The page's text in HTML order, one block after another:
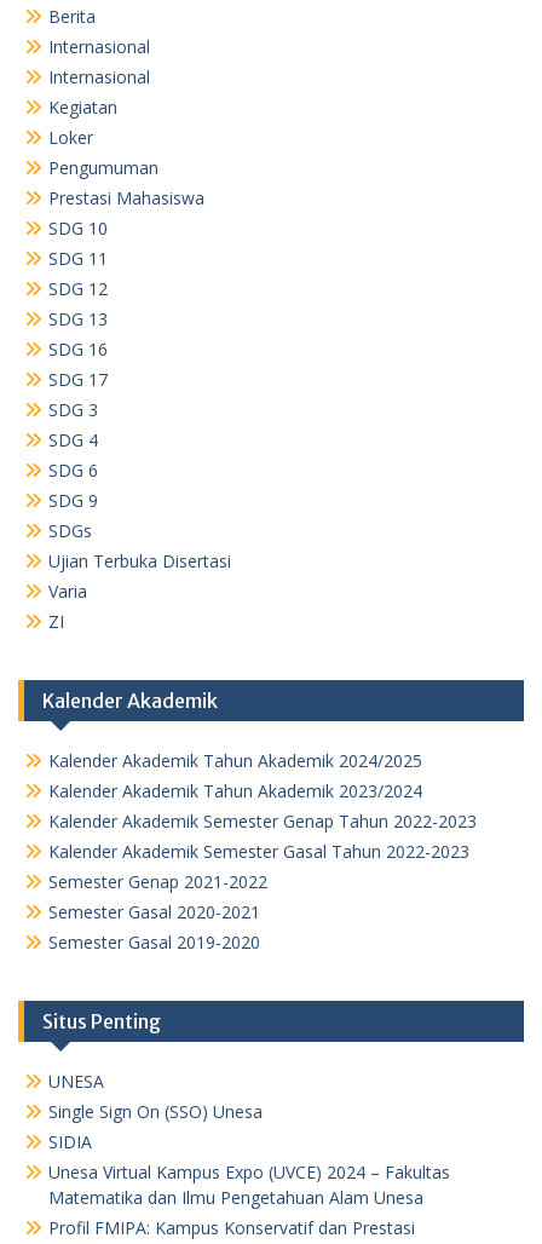
Berita
Internasional
Internasional
Kegiatan
Loker
Pengumuman
Prestasi Mahasiswa
SDG 10
SDG 11
SDG 12
SDG 13
SDG 16
SDG 17
SDG 3
SDG 4
SDG 6
SDG 9
SDGs
Ujian Terbuka Disertasi
Varia
ZI
Kalender Akademik
Kalender Akademik Tahun Akademik 2024/2025
Kalender Akademik Tahun Akademik 2023/2024
Kalender Akademik Semester Genap Tahun 2022-2023
Kalender Akademik Semester Gasal Tahun 2022-2023
Semester Genap 2021-2022
Semester Gasal 2020-2021
Semester Gasal 2019-2020
Situs Penting
UNESA
Single Sign On (SSO) Unesa
SIDIA
Unesa Virtual Kampus Expo (UVCE) 2024 – Fakultas
Matematika dan Ilmu Pengetahuan Alam Unesa
Profil FMIPA: Kampus Konservatif dan Prestasi